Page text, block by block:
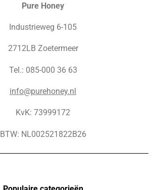
Pure Honey
Industrieweg 6-105
2712LB Zoetermeer
Tel.: 085-000 36 63
info@purehoney.nl
KvK: 73999172
BTW: NL002521822B26